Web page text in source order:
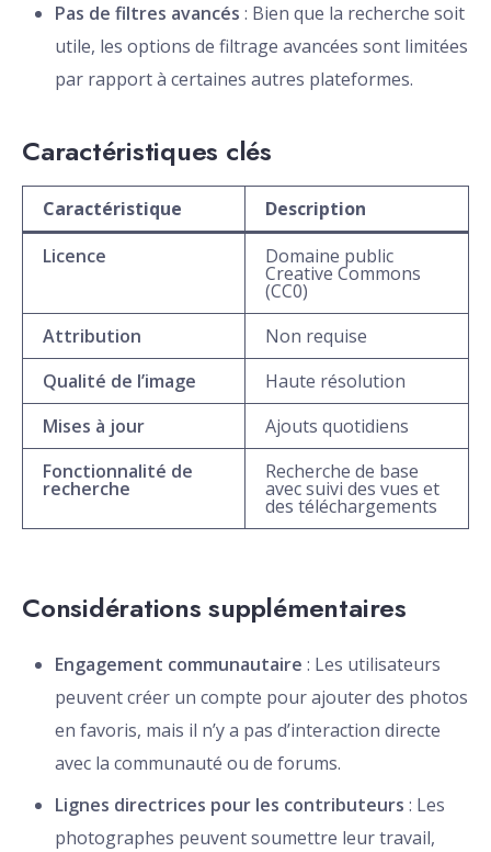
Pas de filtres avancés : Bien que la recherche soit
utile, les options de filtrage avancées sont limitées
par rapport à certaines autres plateformes.
Caractéristiques clés
Caractéristique
Description
Licence
Domaine public
Creative Commons
(CC0)
Attribution
Non requise
Qualité de l’image
Haute résolution
Mises à jour
Ajouts quotidiens
Fonctionnalité de
recherche
Recherche de base
avec suivi des vues et
des téléchargements
Considérations supplémentaires
Engagement communautaire : Les utilisateurs
peuvent créer un compte pour ajouter des photos
en favoris, mais il n’y a pas d’interaction directe
avec la communauté ou de forums.
Lignes directrices pour les contributeurs : Les
photographes peuvent soumettre leur travail,